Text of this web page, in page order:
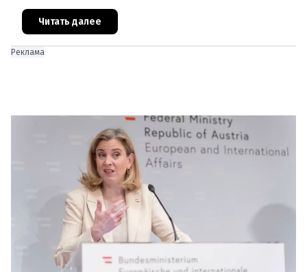
дней около 72 000 человек п
Читать далее
Реклама